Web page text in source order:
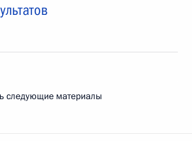
следующие материалы